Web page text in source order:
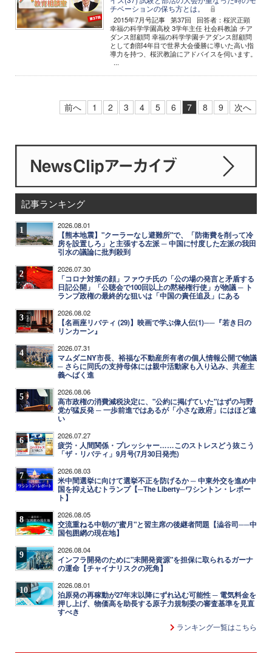
チベーションの保ち方とは。
2015年7月号記事 第37回 回答者：桜沢正顕
幸福の科学学園高校 3学年主任 社会科教諭 チア
ダンス部顧問 幸福の科学学園チアダンス部顧問
として創部4年目で世界大会優勝に導いた高い指
導力を持つ、桜沢教諭にアドバイスを伺います。
...
前へ 1 2 3 4 5 6 7 8 9 次へ
記事ランキング
1 2026.08.01
【熊本地震】"クーラーなし避難所"で、「防衛費を削って冷
房を設置しろ」と主張する左派 ─ 中国に忖度した左派の我田
引水の議論に批判殺到
2 2026.07.30
「コロナ対策の顔」ファウチ氏の「公の場の発言と矛盾する
日記公開」「公聴会で100回以上の黙秘権行使」が物議 ─ ト
ランプ政権の最終的な狙いは「中国の責任追及」にある
3 2026.08.02
【名画座リバティ (29)】映画で学ぶ偉人伝(1)──『若き日の
リンカーン』
4 2026.07.31
マムダニNY市長、裕福な不動産所有者の個人情報公開で物議
─ さらに同氏の支持母体には親中活動家も入り込み、共産主
義へばく進
5 2026.08.06
高市政権の消費減税決定に、"公約に掲げていた"はずの与野
党が猛反発 ─ 一歩前進ではあるが「小さな政府」にはほど遠
い
6 2026.07.27
疲労・人間関係・プレッシャー……このストレスどう抜こう
「ザ・リバティ」9月号(7月30日発売)
7 2026.08.03
米中間選挙に向けて選挙不正を防げるか ─ 中東外交を進め中
国を抑え込むトランプ【─The Liberty─ワシントン・レポー
ト】
8 2026.08.05
交流重ねる中朝の"蜜月"と習主席の後継者問題【澁谷司──中
国包囲網の現在地】
9 2026.08.04
インフラ開発のために"未開発資源"を担保に取られるガーナ
の運命【チャイナリスクの死角】
10 2026.08.01
泊原発の再稼動が27年末以降にずれ込む可能性 ─ 電気料金を
押し上げ、物価高を助長する原子力規制委の審査基準を見直
すべき
ランキング一覧はこちら